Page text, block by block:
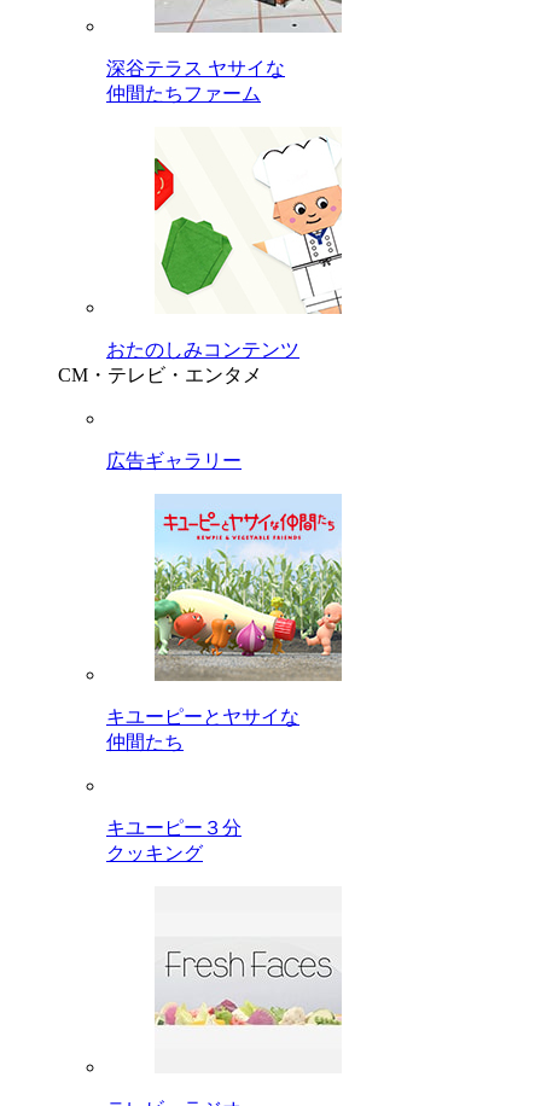
深谷テラス ヤサイな
仲間たちファーム
おたのしみコンテンツ
CM・テレビ・エンタメ
広告ギャラリー
キユーピーとヤサイな
仲間たち
キユーピー３分
クッキング